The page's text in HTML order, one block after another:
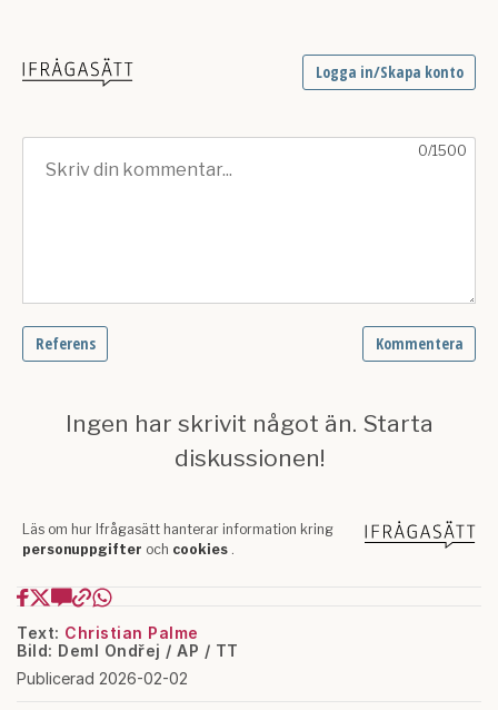
Text: Christian Palme
Bild: Deml Ondřej / AP / TT
Publicerad 2026-02-02